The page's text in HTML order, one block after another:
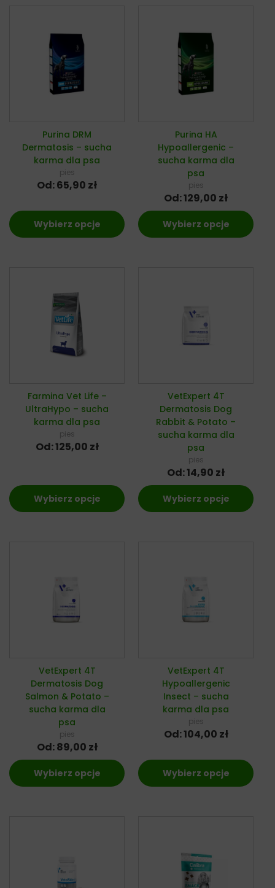
Purina DRM
Dermatosis – sucha
karma dla psa
pies
Od:65,90 zł
Wybierz opcje
Purina HA
Hypoallergenic –
sucha karma dla
psa
pies
Od:129,00 zł
Wybierz opcje
Farmina Vet Life –
UltraHypo – sucha
karma dla psa
pies
Od:125,00 zł
Wybierz opcje
VetExpert 4T
Dermatosis Dog
Rabbit & Potato –
sucha karma dla
psa
pies
Od:14,90 zł
Wybierz opcje
VetExpert 4T
Dermatosis Dog
Salmon & Potato –
sucha karma dla
psa
pies
Od:89,00 zł
Wybierz opcje
VetExpert 4T
Hypoallergenic
Insect – sucha
karma dla psa
pies
Od:104,00 zł
Wybierz opcje